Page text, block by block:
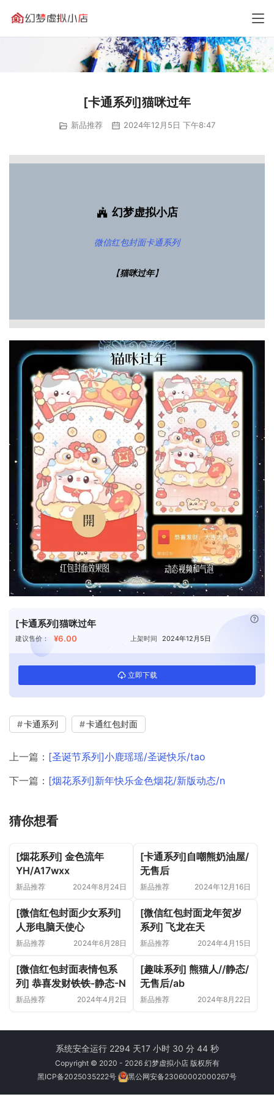
[卡通系列]猫咪过年
新品推荐 2024年12月5日 下午8:47
幻梦虚拟小店
微信红包封面卡通系列
【猫咪过年】
[卡通系列]猫咪过年
建议售价： ¥6.00 上架时间 2024年12月5日
立即下载
已
卡通系列 卡通红包封面
上一篇： [圣诞节系列]小鹿瑶瑶/圣诞快乐/tao
下一篇： [烟花系列]新年快乐金色烟花/新版动态/n
猜你想看
[烟花系列] 金色流年
YH/A17wxx
新品推荐 2024年8月24日
[卡通系列]自嘲熊奶油屋/
无售后
新品推荐 2024年12月16日
[微信红包封面少女系列]
人形电脑天使心
新品推荐 2024年6月28日
[微信红包封面龙年贺岁
系列] 飞龙在天
新品推荐 2024年4月15日
[微信红包封面表情包系
列] 恭喜发财铁铁-静态-N
新品推荐 2024年4月2日
[趣味系列] 熊猫人//静态/
无售后/ab
新品推荐 2024年8月22日
系统安全运行 2294 天17 小时 30 分 44 秒
Copyright © 2020 - 2026 幻梦虚拟小店 版权所有
黑ICP备2025035222号
黑公网安备23060002000267号